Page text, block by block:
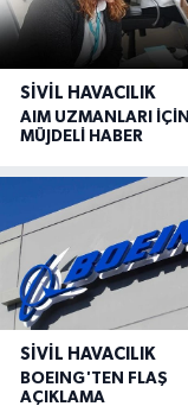
SIVIL HAVACILIK
AIM UZMANLARI İÇİN
MÜJDELİ HABER
SIVIL HAVACILIK
BOEING'TEN FLAŞ
AÇIKLAMA